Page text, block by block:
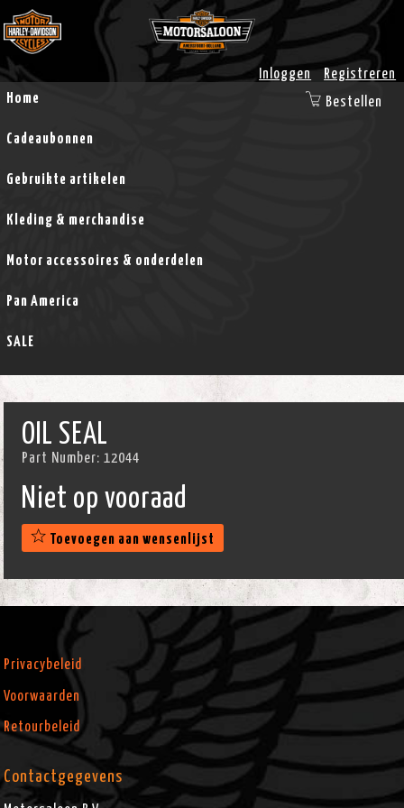
Inloggen
Registreren
Home
Cadeaubonnen
Gebruikte artikelen
Kleding & merchandise
Motor accessoires & onderdelen
Pan America
SALE
Bestellen
OIL SEAL
Part Number: 12044
Niet op vooraad
Toevoegen aan wensenlijst
Privacybeleid
Voorwaarden
Retourbeleid
Contactgegevens